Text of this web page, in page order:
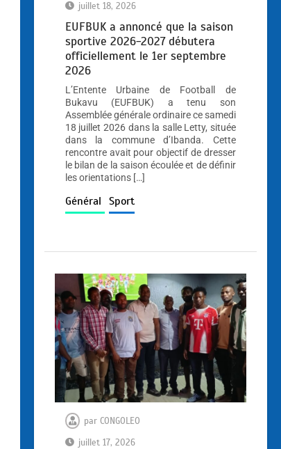
juillet 18, 2026
EUFBUK a annoncé que la saison
sportive 2026-2027 débutera
officiellement le 1er septembre
2026
L’Entente Urbaine de Football de
Bukavu (EUFBUK) a tenu son
Assemblée générale ordinaire ce samedi
18 juillet 2026 dans la salle Letty, située
dans la commune d’Ibanda. Cette
rencontre avait pour objectif de dresser
le bilan de la saison écoulée et de définir
les orientations […]
Général Sport
par CONGOLEO
juillet 17, 2026